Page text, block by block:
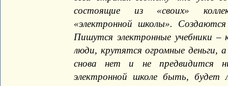
состоящие из «своих»
«электронной школы». Создаются
Пишутся электронные учебники
люди, крутятся огромные деньги,
снова нет и не предвидится
электронной школе быть,